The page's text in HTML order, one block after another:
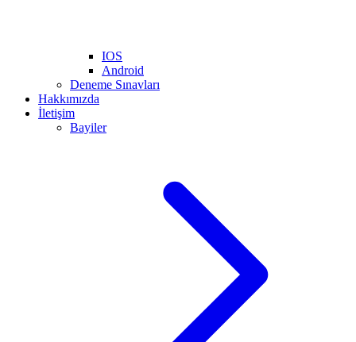
IOS
Android
Deneme Sınavları
Hakkımızda
İletişim
Bayiler